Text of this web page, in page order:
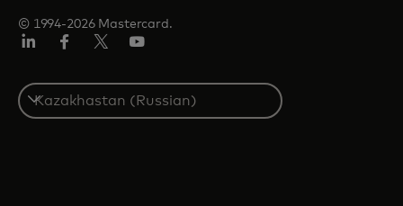
© 1994-2026 Mastercard.
Select
a
country